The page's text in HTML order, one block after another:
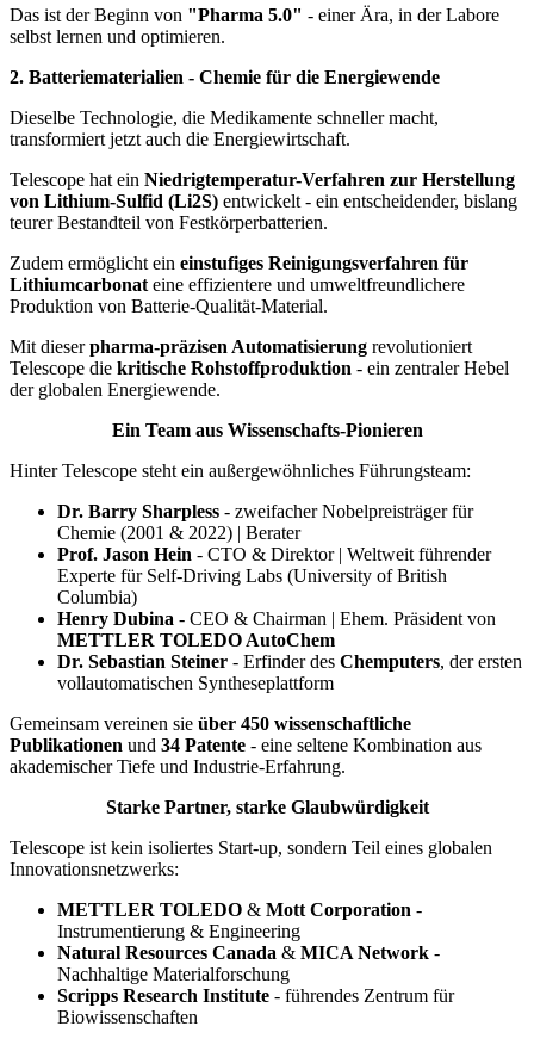
Das ist der Beginn von "Pharma 5.0" - einer Ära, in der Labore
selbst lernen und optimieren.
2. Batteriematerialien - Chemie für die Energiewende
Dieselbe Technologie, die Medikamente schneller macht,
transformiert jetzt auch die Energiewirtschaft.
Telescope hat ein Niedrigtemperatur-Verfahren zur Herstellung
von Lithium-Sulfid (Li2S) entwickelt - ein entscheidender, bislang
teurer Bestandteil von Festkörperbatterien.
Zudem ermöglicht ein einstufiges Reinigungsverfahren für
Lithiumcarbonat eine effizientere und umweltfreundlichere
Produktion von Batterie-Qualität-Material.
Mit dieserpharma-präzisen Automatisierung revolutioniert
Telescope die kritische Rohstoffproduktion - ein zentraler Hebel
der globalen Energiewende.
Ein Team aus Wissenschafts-Pionieren
Hinter Telescope steht ein außergewöhnliches Führungsteam:
Dr. Barry Sharpless - zweifacher Nobelpreisträger für
Chemie (2001 & 2022) | Berater
Prof. Jason Hein - CTO & Direktor | Weltweit führender
Experte für Self-Driving Labs (University of British
Columbia)
Henry Dubina - CEO & Chairman | Ehem. Präsident von
METTLER TOLEDO AutoChem
Dr. Sebastian Steiner - Erfinder des Chemputers, der ersten
vollautomatischen Syntheseplattform
Gemeinsam vereinen sie über 450 wissenschaftliche
Publikationen und 34 Patente - eine seltene Kombination aus
akademischer Tiefe und Industrie-Erfahrung.
Starke Partner, starke Glaubwürdigkeit
Telescope ist kein isoliertes Start-up, sondern Teil eines globalen
Innovationsnetzwerks:
METTLER TOLEDO & Mott Corporation -
Instrumentierung & Engineering
Natural Resources Canada & MICA Network -
Nachhaltige Materialforschung
Scripps Research Institute - führendes Zentrum für
Biowissenschaften